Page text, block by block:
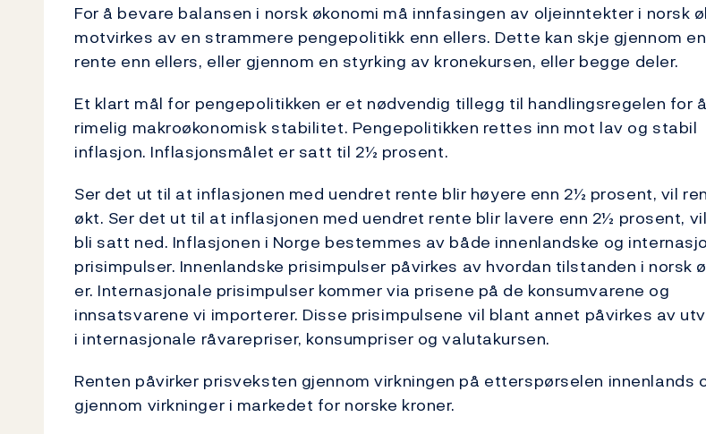
For å bevare balansen i norsk økonomi må innfasingen av oljeinntekter i norsk
motvirkes av en strammere pengepolitikk enn ellers. Dette kan skje gjennom
rente enn ellers, eller gjennom en styrking av kronekursen, eller begge deler.
Et klart mål for pengepolitikken er et nødvendig tillegg til handlingsregelen for
rimelig makroøkonomisk stabilitet. Pengepolitikken rettes inn mot lav og stabil
inflasjon. Inflasjonsmålet er satt til 2½ prosent.
Ser det ut til at inflasjonen med uendret rente blir høyere enn 2½ prosent, vil
økt. Ser det ut til at inflasjonen med uendret rente blir lavere enn 2½ prosent,
bli satt ned. Inflasjonen i Norge bestemmes av både innenlandske og
prisimpulser. Innenlandske prisimpulser påvirkes av hvordan tilstanden i norsk
er. Internasjonale prisimpulser kommer via prisene på de konsumvarene og
innsatsvarene vi importerer. Disse prisimpulsene vil blant annet påvirkes av
i internasjonale råvarepriser, konsumpriser og valutakursen.
Renten påvirker prisveksten gjennom virkningen på etterspørselen innenlands
gjennom virkninger i markedet for norske kroner.